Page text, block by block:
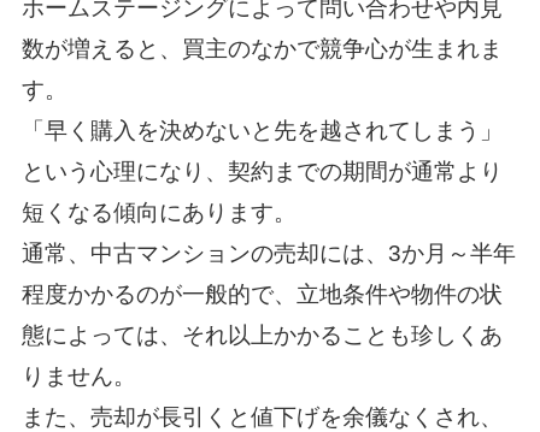
ホームステージングによって問い合わせや内見
数が増えると、買主のなかで競争心が生まれま
す。
「早く購入を決めないと先を越されてしまう」
という心理になり、契約までの期間が通常より
短くなる傾向にあります。
通常、中古マンションの売却には、3か月～半年
程度かかるのが一般的で、立地条件や物件の状
態によっては、それ以上かかることも珍しくあ
りません。
また、売却が長引くと値下げを余儀なくされ、